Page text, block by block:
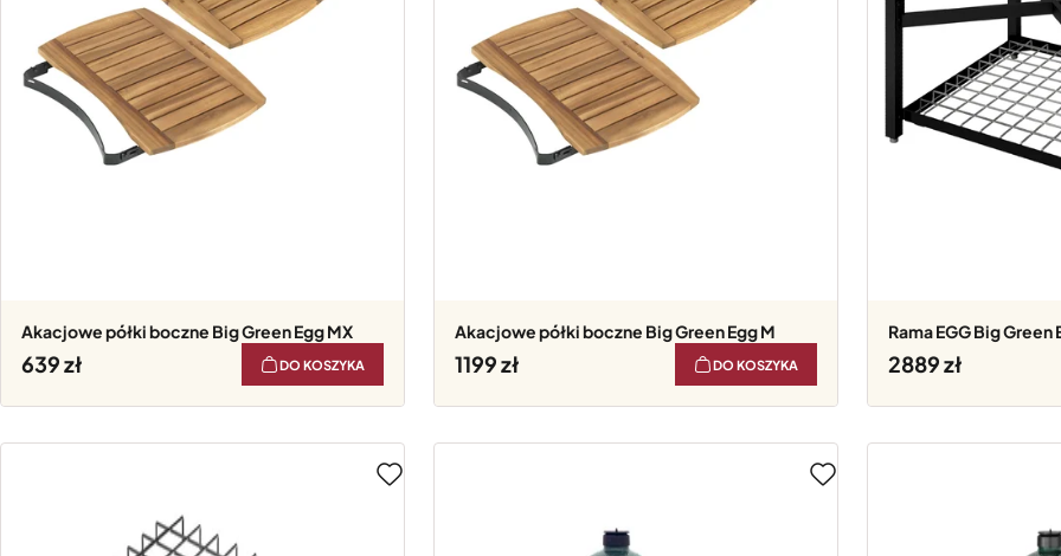
Akacjowe półki boczne Big Green Egg MX
639 DO KOSZYKA
Akacjowe półki boczne Big Green Egg M
1199 DO KOSZYKA
Rama EGG Big Green
2889